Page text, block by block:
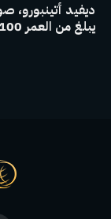
ديفيد
يبلغ من العمر 100 عام